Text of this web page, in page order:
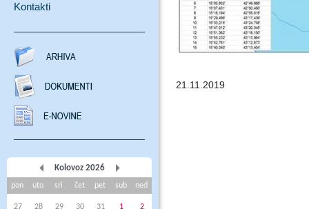
Kontakti
Kolovoz 2026
pon uto sri čet pet sub ned
27 28 29 30 31 1
2
21.11.2019